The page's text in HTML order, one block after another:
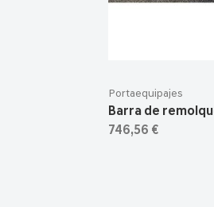
Portaequipajes
Barra de
746,56 €